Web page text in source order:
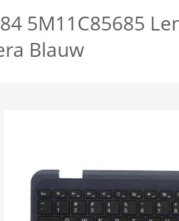
5M11C85685
Blauw